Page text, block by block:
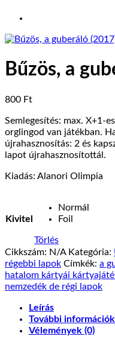
Bűzös, a
800 Ft
Semlegesítés: max. X+1-
orglingod van játékban.
újrahasznosítás: 2 és
lapot újrahasznosítottál.
Kiadás: Alanori Olimpia
Kivitel
Normál
Foil
Törlés
Cikkszám: N/A Kategória:
régebbi lapok Címkék: a
hatalom kártyái
nemzedék de régi lapok
Leírás
További információk
Vélemények (0)